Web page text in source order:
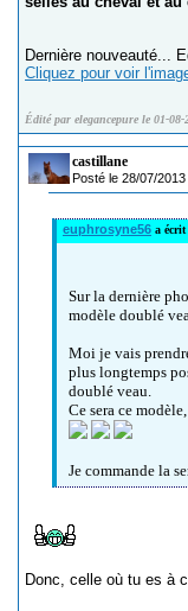
Dernière nouveauté...
Cliquez pour voir
Édité par elegancepure le 01-08-
castillane
Posté le 28/07/
euphrosyne56 a écrit
Sur la dernière
modèle doublé
Moi je vais
plus longtemps
doublé veau.
Ce sera ce
Je commande la
Donc, celle où tu es à